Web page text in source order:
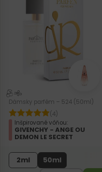
Dámsky parfém – 524 (50ml)
(4)
Inšpirované vôňou:
GIVENCHY - ANGE OU
DEMON LE SECRET
2ml 50ml